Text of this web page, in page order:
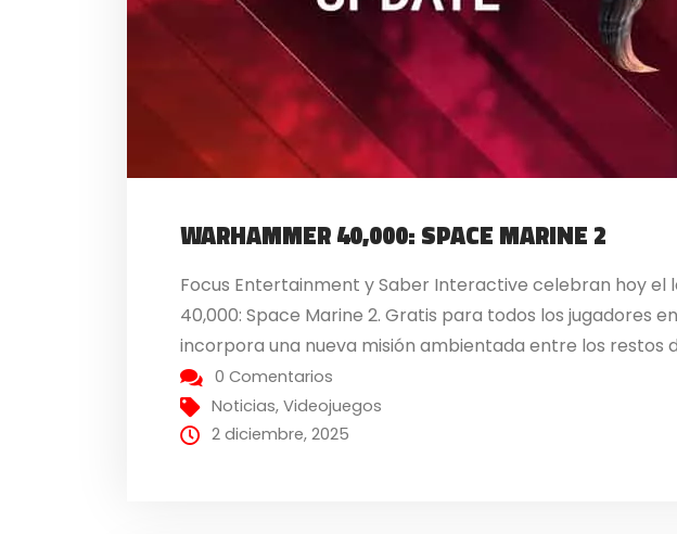
WARHAMMER 40,000: SPACE MARINE 2
Focus Entertainment y Saber Interactive celebran hoy
40,000: Space Marine 2. Gratis para todos los jugadores
incorpora una nueva misión ambientada entre los restos
0 Comentarios
Noticias,Videojuegos
2 diciembre, 2025